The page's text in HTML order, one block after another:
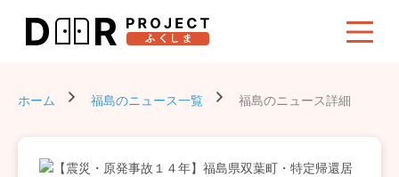
ホーム 福島のニュース一覧 福島のニュース詳細